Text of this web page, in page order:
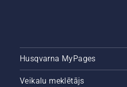
Husqvarna MyPages
Veikalu meklētājs